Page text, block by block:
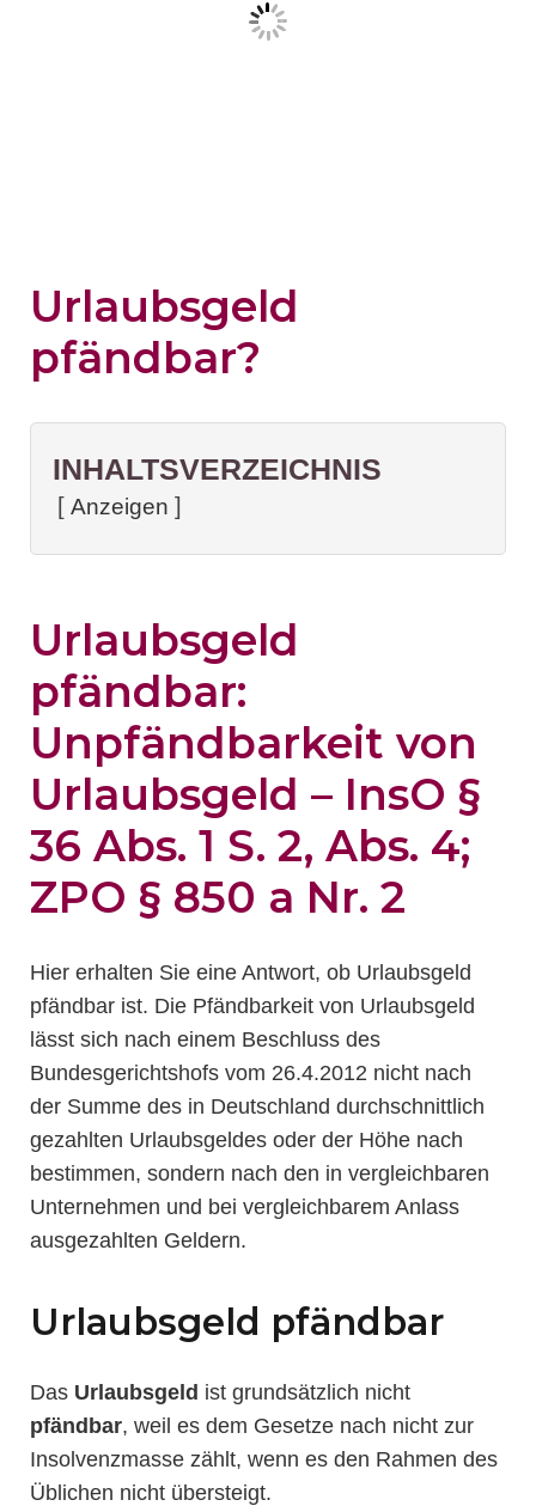
Urlaubsgeld
pfändbar?
INHALTSVERZEICHNIS
Anzeigen
Urlaubsgeld
pfändbar:
Unpfändbarkeit von
Urlaubsgeld – InsO §
36 Abs. 1 S. 2, Abs. 4;
ZPO § 850 a Nr. 2
Hier erhalten Sie eine Antwort, ob Urlaubsgeld
pfändbar ist. Die Pfändbarkeit von Urlaubsgeld
lässt sich nach einem Beschluss des
Bundesgerichtshofs vom 26.4.2012 nicht nach
der Summe des in Deutschland durchschnittlich
gezahlten Urlaubsgeldes oder der Höhe nach
bestimmen, sondern nach den in vergleichbaren
Unternehmen und bei vergleichbarem Anlass
ausgezahlten Geldern.
Urlaubsgeld pfändbar
Das Urlaubsgeld ist grundsätzlich nicht
pfändbar, weil es dem Gesetze nach nicht zur
Insolvenzmasse zählt, wenn es den Rahmen des
Üblichen nicht übersteigt.